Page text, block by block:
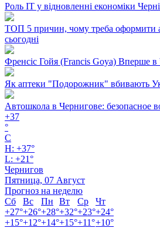
Роль ІТ у відновленні економіки
ТОП 5 причин, чому треба оформити
сьогодні
Френсіс Гойя (Francis Goya) Вперше в
Як аптеки "Подорожник" вбивають
Автошкола в Чернигове: безопасное
+37
°
C
H: +37°
L: +21°
Чернигов
Пятница, 07 Август
Прогноз на неделю
Сб
Вс Пн Вт Ср
Чт
+27°+26°+28°+32°+23°+24°
+15°+12°+14°+15°+11°+10°